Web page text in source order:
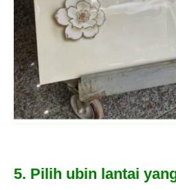
5. Pilih ubin lantai